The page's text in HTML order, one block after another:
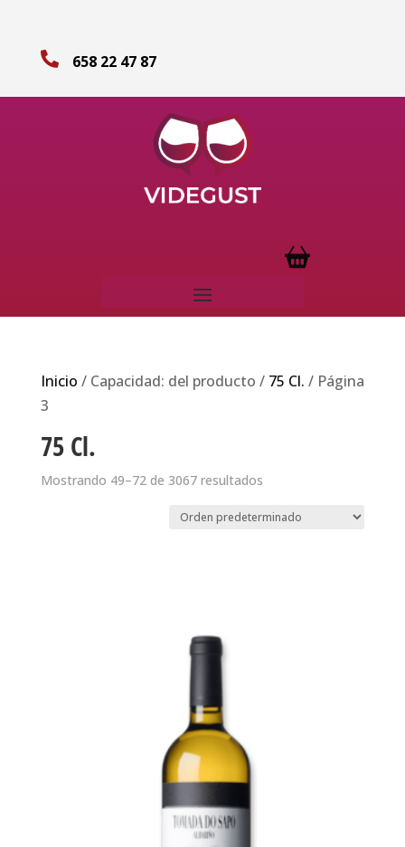
 658 22 47 87
Inicio / Capacidad: del producto / 75 Cl. / Página
3
75 Cl.
Mostrando 49–72 de 3067 resultados